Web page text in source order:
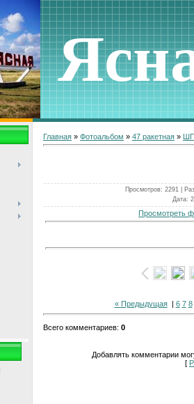
Главная » Фотоальбом » 47 ракетная »
Просмотров: 2291 |
Дата:
Просмотреть
« Предыдущая| 6 7 8
Всего комментариев: 0
Добавлять комментарии
[